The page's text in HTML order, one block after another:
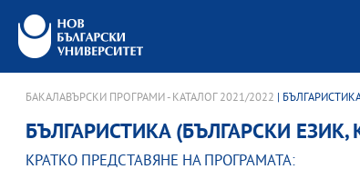
БАКАЛАВЪРСКИ ПРОГРАМИ - КАТАЛОГ 2021/2022 |
БЪЛГАРИСТИКА (БЪЛГАРСКИ ЕЗИК,
КРАТКО ПРЕДСТАВЯНЕ НА ПРОГРАМАТА: